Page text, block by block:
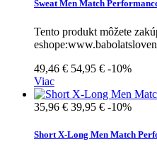
Sweat Men Match
Tento produkt môžete
49,46 € 54,95 € -10%
Viac
35,96 € 39,95 € -10%
Short X-Long Men Match